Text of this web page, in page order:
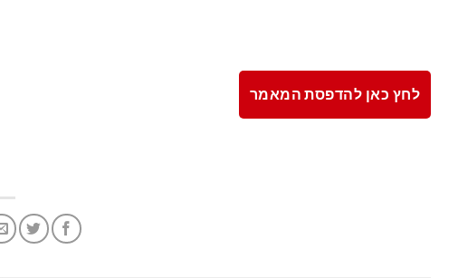
לחץ כאן להדפסת המאמר